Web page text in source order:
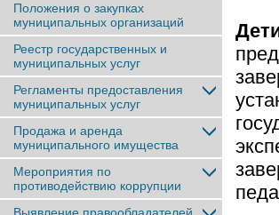
Положения о закупках
муниципальных организаций
Реестр государственных и
муниципальных услуг
Регламенты предоставления
муниципальных услуг
Продажа и аренда
муниципального имущества
Мероприятия по
противодействию коррупции